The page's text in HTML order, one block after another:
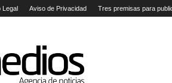
Legal Aviso de Privacidad Tres premisas para
Agencia